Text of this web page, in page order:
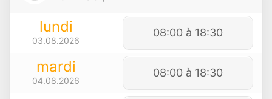
lundi
03.08.2026
08:00 à 18:30
mardi
04.08.2026
08:00 à 18:30